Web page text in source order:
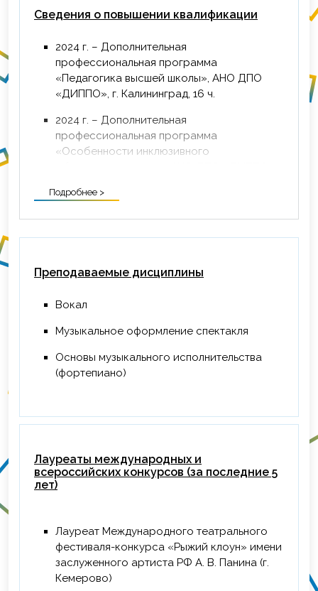
Сведения о повышении квалификации
2024 г. – Дополнительная
профессиональная программа
«Педагогика высшей школы», АНО ДПО
«ДИППО», г. Калининград, 16 ч.
2024 г. – Дополнительная
профессиональная программа
«Особенности инклюзивного
«Электронная информационно-
«ДИППО», г. Калининград, 16 ч.
Подробнее >
Преподаваемые дисциплины
Вокал
Музыкальное оформление спектакля
Основы музыкального исполнительства
(фортепиано)
Лауреаты международных и
всероссийских конкурсов (за последние 5
лет)
Лауреат Международного театрального
фестиваля-конкурса «Рыжий клоун» имени
заслуженного артиста РФ А. В. Панина (г.
Кемерово)